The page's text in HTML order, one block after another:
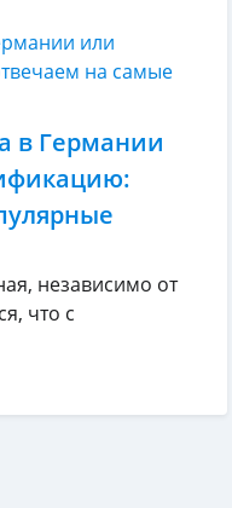
в Германии
независимо от
что с